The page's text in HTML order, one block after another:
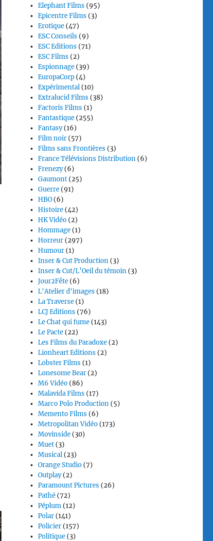
Elephant Films (95)
Epicentre Films (3)
Erotique (47)
ESC Conseils (9)
ESC Editions (71)
ESC Films (2)
Espionnage (39)
EuropaCorp (4)
Expérimental (10)
Extralucid Films (38)
Factoris Films (1)
Fantastique (255)
Fantasy(16)
Film noir (57)
Films sans Frontières (3)
France Télévisions Distribution (6)
Frenezy(6)
Gaumont (25)
Guerre (91)
HBO (6)
Histoire (42)
HK Vidéo (2)
Hommage (1)
Horreur (297)
Humour (1)
Inser & Cut Production (3)
Inser & Cut/L’Oeil du témoin (3)
Jour2Fête (6)
L'Atelier d'images (18)
La Traverse (1)
LCJ Editions (76)
Le Chat qui fume (143)
Le Pacte (22)
Les Films du Paradoxe (2)
Lionheart Editions (2)
Lobster Films (1)
Lonesome Bear (2)
M6 Vidéo (86)
Malavida Films (17)
Marco Polo Production (5)
Memento Films (6)
Metropolitan Vidéo (173)
Movinside (30)
Muet (3)
Musical (23)
Orange Studio (7)
Outplay(2)
Paramount Pictures (26)
Pathé (72)
Péplum (12)
Polar (141)
Policier (157)
Politique (3)